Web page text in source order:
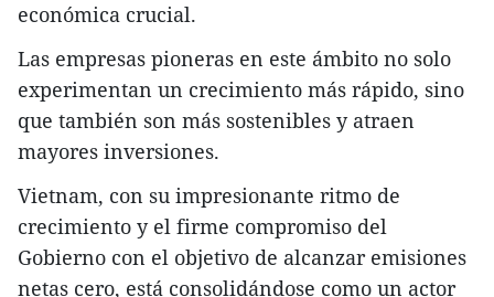
económica crucial.
Las empresas pioneras en este ámbito no solo
experimentan un crecimiento más rápido, sino
que también son más sostenibles y atraen
mayores inversiones.
Vietnam, con su impresionante ritmo de
crecimiento y el firme compromiso del
Gobierno con el objetivo de alcanzar emisiones
netas cero, está consolidándose como un actor